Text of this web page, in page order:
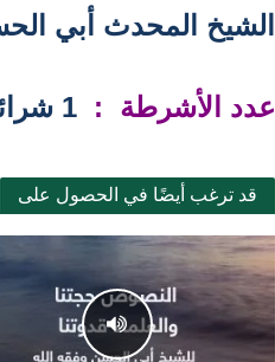
الشيخ المحدث أبي
عدد الأشرطة :
قد ترغب أيضًا في الحصول على